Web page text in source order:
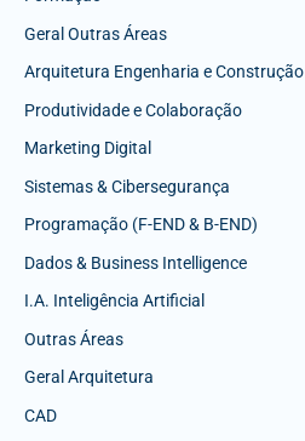
Geral Outras Áreas
Arquitetura Engenharia e Construção
Produtividade e Colaboração
Marketing Digital
Sistemas & Cibersegurança
Programação (F-END & B-END)
Dados & Business Intelligence
I.A. Inteligência Artificial
Outras Áreas
Geral Arquitetura
CAD